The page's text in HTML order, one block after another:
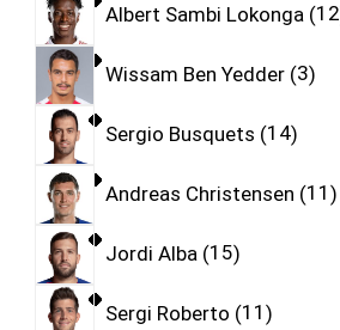
Albert Sambi Lokonga 12
Wissam Ben Yedder 3
Sergio Busquets 14
Andreas Christensen 11
Jordi Alba 15
Sergi Roberto 11